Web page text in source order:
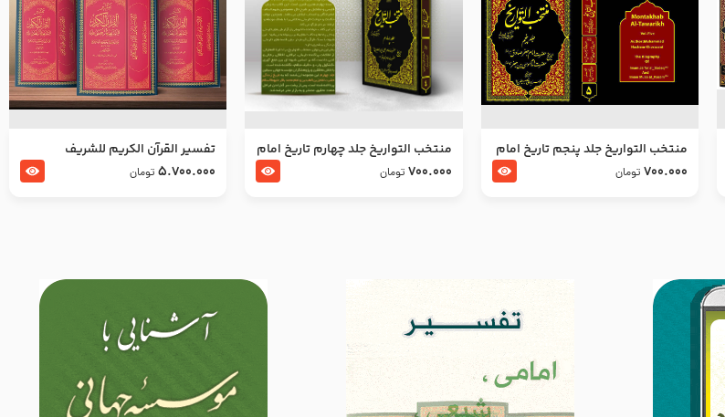
منتخب التواریخ جلد پنجم تاریخ امام
جعفر صادق و امام موسی بن جعفر
700.000 تومان
منتخب التواریخ جلد چهارم تاریخ امام
زین العابدین و امام محمد باقر
700.000 تومان
تفسير القرآن الكريم للشريف
المرتضي قدس سرّه
5.700.000 تومان